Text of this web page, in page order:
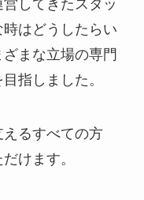
営してきたスタッ
はどうしたらい
まな立場の専門
指しました。
るすべての方
けます。